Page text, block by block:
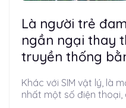
Là người trẻ
ngần ngại thay
truyền thống
Khác với SIM vật lý, là
nhất một số điện thoại,